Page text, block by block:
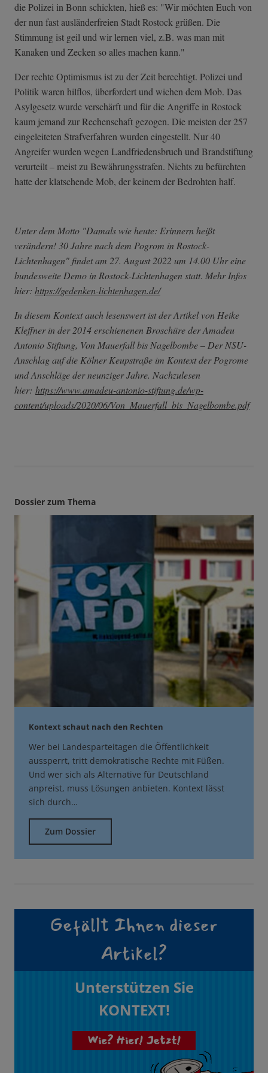
die Polizei in Bonn schickten, hieß es: "Wir möchten Euch von
der nun fast ausländerfreien Stadt Rostock grüßen. Die
Stimmung ist geil und wir lernen viel, z.B. was man mit
Kanaken und Zecken so alles machen kann."
Der rechte Optimismus ist zu der Zeit berechtigt. Polizei und
Politik waren hilflos, überfordert und wichen dem Mob. Das
Asylgesetz wurde verschärft und für die Angriffe in Rostock
kaum jemand zur Rechenschaft gezogen. Die meisten der 257
eingeleiteten Strafverfahren wurden eingestellt. Nur 40
Angreifer wurden wegen Landfriedensbruch und Brandstiftung
verurteilt – meist zu Bewährungsstrafen. Nichts zu befürchten
hatte der klatschende Mob, der keinem der Bedrohten half.
Unter dem Motto "Damals wie heute: Erinnern heißt
verändern! 30 Jahre nach dem Pogrom in Rostock-
Lichtenhagen" findet am 27. August 2022 um 14.00 Uhr eine
bundesweite Demo in Rostock-Lichtenhagen statt. Mehr Infos
hier: https://gedenken-lichtenhagen.de/
In diesem Kontext auch lesenswert ist der Artikel von Heike
Kleffner in der 2014 erschienenen Broschüre der Amadeu
Antonio Stiftung, Von Mauerfall bis Nagelbombe – Der NSU-
Anschlag auf die Kölner Keupstraße im Kontext der Pogrome
und Anschläge der neunziger Jahre. Nachzulesen
hier: https://www.amadeu-antonio-stiftung.de/wp-
content/uploads/2020/06/Von_Mauerfall_bis_Nagelbombe.pdf
Dossier zum Thema
Kontext schaut nach den Rechten
Wer bei Landesparteitagen die Öffentlichkeit
aussperrt, tritt demokratische Rechte mit Füßen.
Und wer sich als Alternative für Deutschland
anpreist, muss Lösungen anbieten. Kontext lässt
sich durch…
Zum Dossier
Gefällt Ihnen dieser
Artikel?
Unterstützen Sie
KONTEXT!
Wie? Hier! Jetzt!